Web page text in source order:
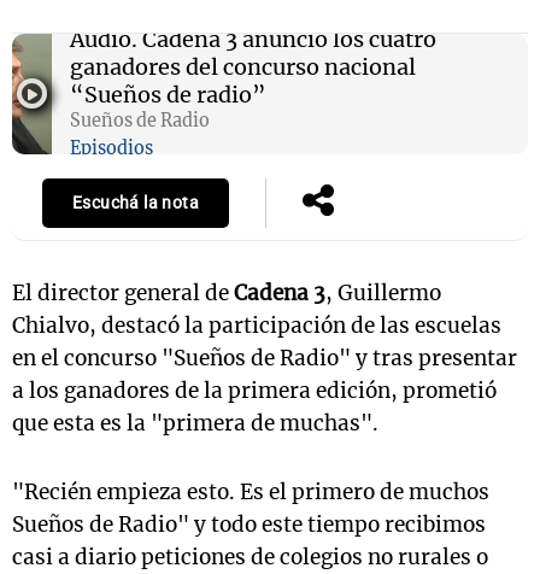
Audio. Cadena 3 anunció los cuatro
ganadores del concurso nacional
“Sueños de radio”
Sueños de Radio
Episodios
Escuchá la nota
El director general deCadena 3, Guillermo
Chialvo, destacó la participación de las escuelas
en el concurso "Sueños de Radio" y tras presentar
a los ganadores de la primera edición, prometió
que esta es la "primera de muchas".
"Recién empieza esto. Es el primero de muchos
Sueños de Radio" y todo este tiempo recibimos
casi a diario peticiones de colegios no rurales o